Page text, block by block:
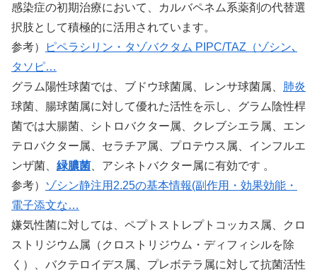
感染症の初期治療において、カルバペネム系薬剤の代替選
択肢として積極的に活用されています。
参考）
ピペラシリン・タゾバクタム PIPC/TAZ（ゾシン､
タソピ…
グラム陽性球菌では、ブドウ球菌属、レンサ球菌属、 肺炎
球菌、腸球菌属に対して優れた活性を示し、グラム陰性桿
菌では大腸菌、シトロバクター属、クレブシエラ属、エン
テロバクター属、セラチア属、プロテウス属、インフルエ
ンザ菌、 緑膿菌 、アシネトバクター属に有効です 。
参考） ゾシン静注用2.25の基本情報(副作用・効果効能・
電子添文な…
嫌気性菌に対しては、ペプトストレプトコッカス属、クロ
ストリジウム属（クロストリジウム・ディフィシルを除
く）、バクテロイデス属、プレボテラ属に対して抗菌活性